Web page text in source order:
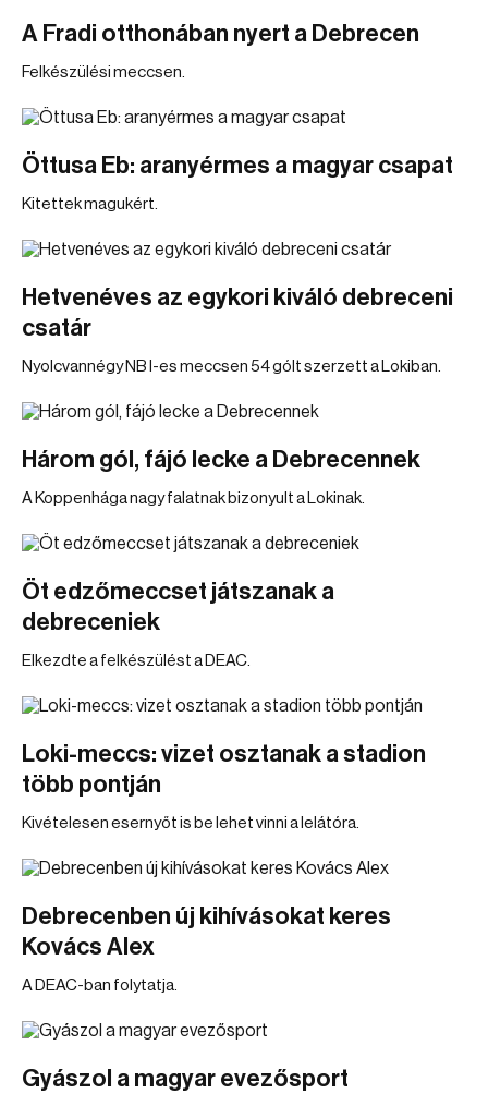
A Fradi otthonában nyert a Debrecen
Felkészülési meccsen.
Öttusa Eb: aranyérmes a magyar csapat
Kitettek magukért.
Hetvenéves az egykori kiváló debreceni
csatár
Nyolcvannégy NB I-es meccsen 54 gólt szerzett a Lokiban.
Három gól, fájó lecke a Debrecennek
A Koppenhága nagy falatnak bizonyult a Lokinak.
Öt edzőmeccset játszanak a
debreceniek
Elkezdte a felkészülést a DEAC.
Loki-meccs: vizet osztanak a stadion
több pontján
Kivételesen esernyőt is be lehet vinni a lelátóra.
Debrecenben új kihívásokat keres
Kovács Alex
A DEAC-ban folytatja.
Gyászol a magyar evezősport